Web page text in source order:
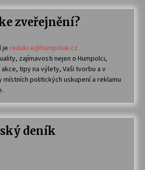
zveřejnění?
je redakce@humpolak.cz
zajímavosti nejen o Humpolci,
tipy na výlety, Vaši tvorbu a v
místních politických uskupení a reklamu
deník